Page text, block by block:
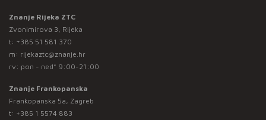
Znanje Rijeka ZTC
Zvonimirova 3, Rijeka
t: +385 51 581 370
m: rijekaztc@znanje.hr
rv: pon - ned* 9:00-21:00
Znanje Frankopanska
Frankopanska 5a, Zagreb
t: +385 1 5574 883